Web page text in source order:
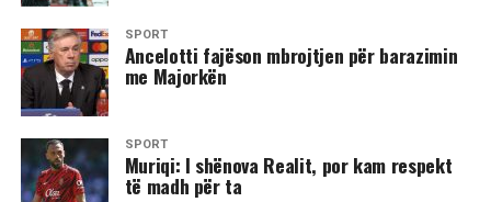
SPORT
Ancelotti fajëson mbrojtjen për barazimin
me Majorkën
SPORT
Muriqi: I shënova Realit, por kam respekt
të madh për ta